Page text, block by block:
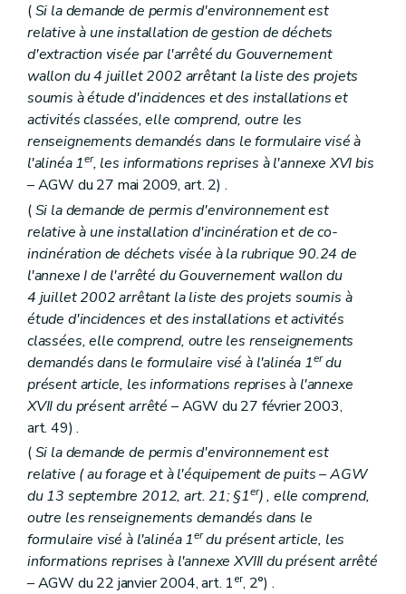
(Si la demande de permis d'environnement est
relative à une installation de gestion de déchets
d'extraction visée par l'arrêté du Gouvernement
wallon du 4 juillet 2002 arrêtant la liste des projets
soumis à étude d'incidences et des installations et
activités classées, elle comprend, outre les
renseignements demandés dans le formulaire visé à
l'alinéa 1er, les informations reprises à l'annexe XVIbis
– AGW du 27 mai 2009, art. 2) .
(Si la demande de permis d'environnement est
relative à une installation d'incinération et de co-
incinération de déchets visée à la rubrique 90.24 de
l'annexe I de l'arrêté du Gouvernement wallon du
4 juillet 2002 arrêtant la liste des projets soumis à
étude d'incidences et des installations et activités
classées, elle comprend, outre les renseignements
demandés dans le formulaire visé à l'alinéa 1erdu
présent article, les informations reprises à l'annexe
XVII du présent arrêté – AGW du 27 février 2003,
art. 49) .
(Si la demande de permis d'environnement est
relative (au forage et à l'équipement de puits– AGW
du 13 septembre 2012, art. 21; §1er) , elle comprend,
outre les renseignements demandés dans le
formulaire visé à l'alinéa 1erdu présent article, les
informations reprises à l'annexe XVIII du présent arrêté
– AGW du 22 janvier 2004, art. 1er, 2°) .